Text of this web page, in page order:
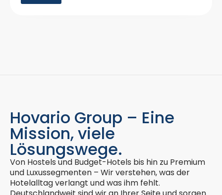
Hovario Group – Eine
Mission, viele
Lösungswege.
Von Hostels und Budget-Hotels bis hin zu Premium
und Luxussegmenten – Wir verstehen, was der
Hotelalltag verlangt und was ihm fehlt.